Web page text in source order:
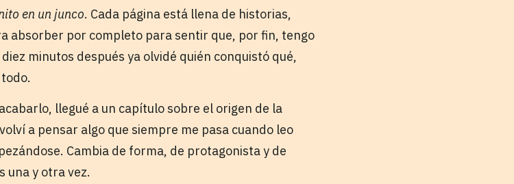
en un junco. Cada página está llena de historias,
absorber por completo para sentir que, por fin, tengo
minutos después ya olvidé quién conquistó qué,
llegué a un capítulo sobre el origen de la
a pensar algo que siempre me pasa cuando leo
Cambia de forma, de protagonista y de
una y otra vez.